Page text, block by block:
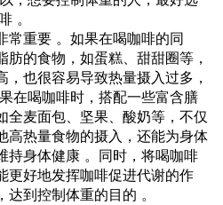
。
常重要 。如果在喝咖啡的同
的食物，如蛋糕、甜甜圈等，
也很容易导致热量摄入过多，
在喝咖啡时，搭配一些富含膳
全麦面包、坚果、酸奶等，不仅
高热量食物的摄入，还能为身体
持身体健康 。同时，将喝咖啡
更好地发挥咖啡促进代谢的作
到控制体重的目的 。